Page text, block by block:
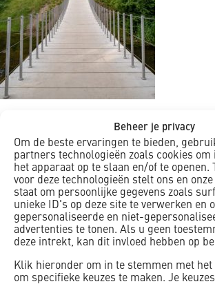
Beheer je privacy
Om de beste ervaringen te bieden,
partners technologieën zoals cookies
het apparaat op te slaan en/of te openen.
voor deze technologieën stelt ons en
staat om persoonlijke gegevens zoals
unieke ID's op deze site te verwerken en
gepersonaliseerde en niet-
advertenties te tonen. Als u geen
deze intrekt, kan dit invloed hebben op
Klik hieronder om in te stemmen met het
om specifieke keuzes te maken. Je